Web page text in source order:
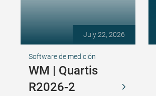
July 22, 2026
Software de medición
WM | Quartis
R2026-2